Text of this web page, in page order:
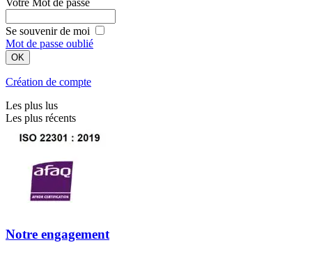
Votre Mot de passe
Se souvenir de moi
Mot de passe oublié
Création de compte
Les plus lus
Les plus récents
Notre engagement